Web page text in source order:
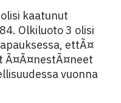
kaatunut
Olkiluoto 3 olisi
ettÃ¤
Ã¤Ã¤nestÃ¤neet
vuonna